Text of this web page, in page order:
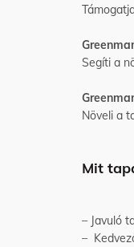
Segíti a
Növeli a
Mit
– Javuló
–